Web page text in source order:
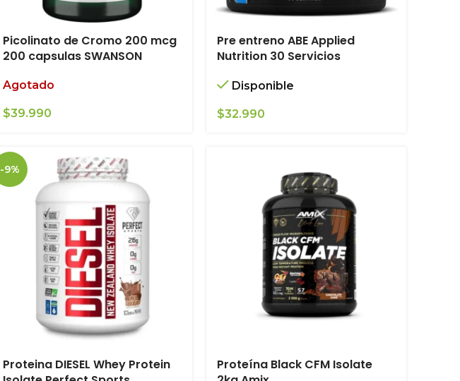
Picolinato de Cromo 200 mcg
200 capsulas SWANSON
Agotado
$39.990
Pre entreno ABE Applied
Nutrition 30 Servicios
Disponible
$32.990
-9%
Proteina DIESEL Whey Protein
Proteína Black CFM Isolate